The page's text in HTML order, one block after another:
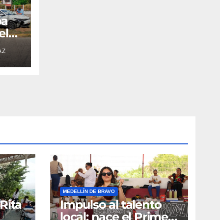
MEDELLÍN DE BRAVO
Impulso al talento
local; nace el Primer